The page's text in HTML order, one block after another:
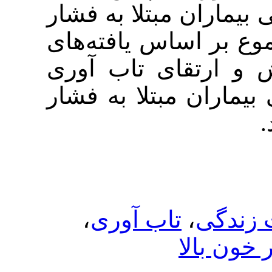
مبتلا به فشار
اساس یافته‌های
تاب آوری
مبتلا به فشار
، تاب آوری،